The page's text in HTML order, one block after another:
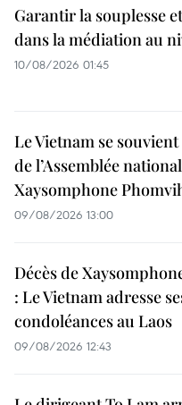
Garantir la souplesse
dans la médiation au
10/08/2026 01:45
Le Vietnam se
de l’Assemblée
Xaysomphone
09/08/2026 13:00
Décès de
: Le Vietnam adresse
condoléances au Laos
09/08/2026 12:43